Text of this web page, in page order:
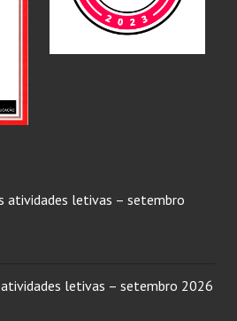
atividades letivas – setembro
letivas – setembro 2026